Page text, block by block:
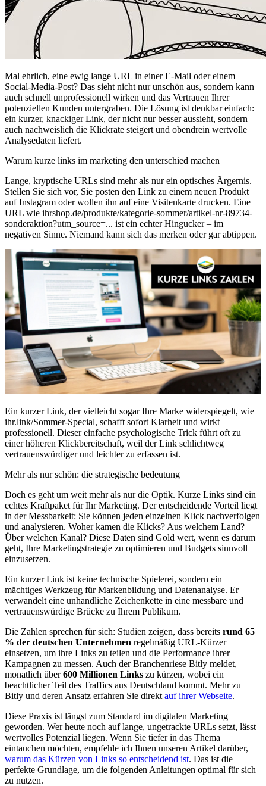
Mal ehrlich, eine ewig lange URL in einer E-Mail oder einem
Social-Media-Post? Das sieht nicht nur unschön aus, sondern kann
auch schnell unprofessionell wirken und das Vertrauen Ihrer
potenziellen Kunden untergraben. Die Lösung ist denkbar einfach:
ein kurzer, knackiger Link, der nicht nur besser aussieht, sondern
auch nachweislich die Klickrate steigert und obendrein wertvolle
Analysedaten liefert.
Warum kurze links im marketing den unterschied machen
Lange, kryptische URLs sind mehr als nur ein optisches Ärgernis.
Stellen Sie sich vor, Sie posten den Link zu einem neuen Produkt
auf Instagram oder wollen ihn auf eine Visitenkarte drucken. Eine
URL wie ihrshop.de/produkte/kategorie-sommer/artikel-nr-89734-
sonderaktion?utm_source=... ist ein echter Hingucker – im
negativen Sinne. Niemand kann sich das merken oder gar abtippen.
Ein kurzer Link, der vielleicht sogar Ihre Marke widerspiegelt, wie
ihr.link/Sommer-Special, schafft sofort Klarheit und wirkt
professionell. Dieser einfache psychologische Trick führt oft zu
einer höheren Klickbereitschaft, weil der Link schlichtweg
vertrauenswürdiger und leichter zu erfassen ist.
Mehr als nur schön: die strategische bedeutung
Doch es geht um weit mehr als nur die Optik. Kurze Links sind ein
echtes Kraftpaket für Ihr Marketing. Der entscheidende Vorteil liegt
in der Messbarkeit: Sie können jeden einzelnen Klick nachverfolgen
und analysieren. Woher kamen die Klicks? Aus welchem Land?
Über welchen Kanal? Diese Daten sind Gold wert, wenn es darum
geht, Ihre Marketingstrategie zu optimieren und Budgets sinnvoll
einzusetzen.
Ein kurzer Link ist keine technische Spielerei, sondern ein
mächtiges Werkzeug für Markenbildung und Datenanalyse. Er
verwandelt eine unhandliche Zeichenkette in eine messbare und
vertrauenswürdige Brücke zu Ihrem Publikum.
Die Zahlen sprechen für sich: Studien zeigen, dass bereits rund 65
% der deutschen Unternehmen regelmäßig URL-Kürzer
einsetzen, um ihre Links zu teilen und die Performance ihrer
Kampagnen zu messen. Auch der Branchenriese Bitly meldet,
monatlich über600 Millionen Links zu kürzen, wobei ein
beachtlicher Teil des Traffics aus Deutschland kommt. Mehr zu
Bitly und deren Ansatz erfahren Sie direkt auf ihrer Webseite.
Diese Praxis ist längst zum Standard im digitalen Marketing
geworden. Wer heute noch auf lange, ungetrackte URLs setzt, lässt
wertvolles Potenzial liegen. Wenn Sie tiefer in das Thema
eintauchen möchten, empfehle ich Ihnen unseren Artikel darüber,
warum das Kürzen von Links so entscheidend ist. Das ist die
perfekte Grundlage, um die folgenden Anleitungen optimal für sich
zu nutzen.